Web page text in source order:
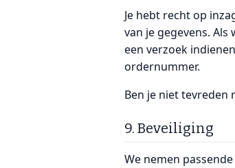
Je hebt recht op
van je gegevens.
een verzoek
ordernummer.
Ben je niet tevreden
9. Beveiliging
We nemen